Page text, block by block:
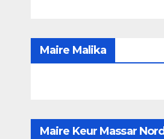
Maire Malika
Maire Keur Massar Nord